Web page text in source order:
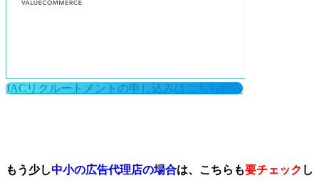
JACリクルートメントの申し込みはこちらから
もう少し中小の広告代理店の場合は、こちらも要チェック し